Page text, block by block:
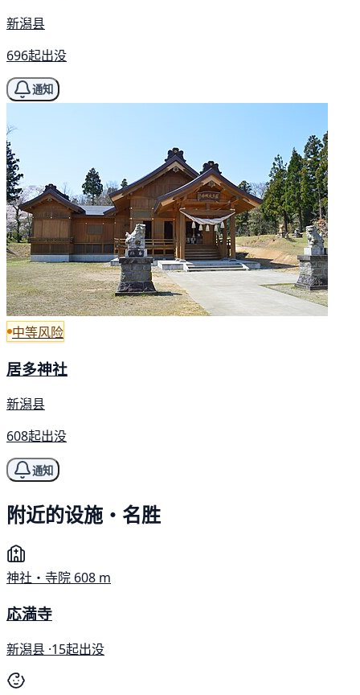
新潟县
696起出没
通知
中等风险
居多神社
新潟县
608起出没
通知
附近的设施・名胜
神社・寺院 608 m
応満寺
新潟县 ·15起出没